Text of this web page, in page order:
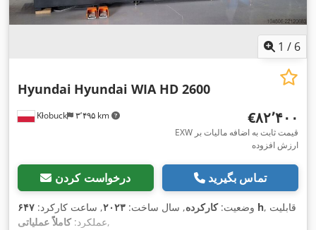
1 / 6
Kłobuck ۳٬۴۹۵ km
Hyundai Hyundai WIA HD 2600
‎€۸۲٬۴۰۰
EXW قیمت ثابت به اضافه مالیات بر
ارزش افزوده
درخواست کردن تماس بگیرید
وضعیت:کارکرده, سال ساخت: ۲۰۲۳, ساعت کارکرد: ۶۴۷ h, قابلیت
عملکرد:کاملاً عملیاتی ,